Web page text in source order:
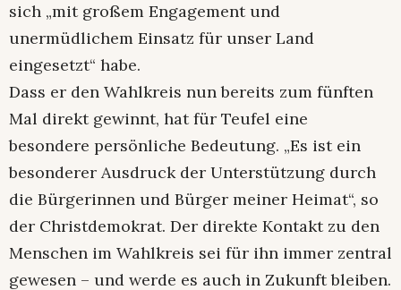
sich „mit großem Engagement und
unermüdlichem Einsatz für unser Land
eingesetzt“ habe.
Dass er den Wahlkreis nun bereits zum fünften
Mal direkt gewinnt, hat für Teufel eine
besondere persönliche Bedeutung. „Es ist ein
besonderer Ausdruck der Unterstützung durch
die Bürgerinnen und Bürger meiner Heimat“, so
der Christdemokrat. Der direkte Kontakt zu den
Menschen im Wahlkreis sei für ihn immer zentral
gewesen – und werde es auch in Zukunft bleiben.